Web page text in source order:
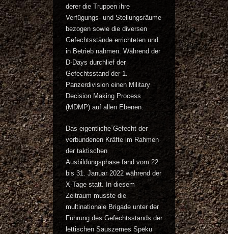
derer die Truppen ihre
Verfügungs- und Stellungsräume
bezogen sowie die diversen
Gefechtsstände errichteten und
in Betrieb nahmen. Während der
D-Days durchlief der
Gefechtsstand der 1.
Panzerdivision einen Military
Decision Making Process
(MDMP) auf allen Ebenen.
Das eigentliche Gefecht der
verbundenen Kräfte im Rahmen
der taktischen
Ausbildungsphase fand vom 22.
bis 31. Januar 2022 während der
X-Tage statt. In diesem
Zeitraum musste die
multinationale Brigade unter der
Führung des Gefechtsstands der
lettischen Sauszemes Spēku